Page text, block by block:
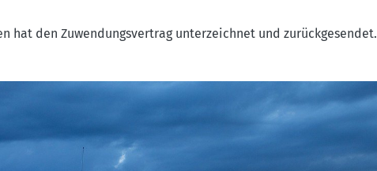
hat den Zuwendungsvertrag unterzeichnet und zurückgesendet.